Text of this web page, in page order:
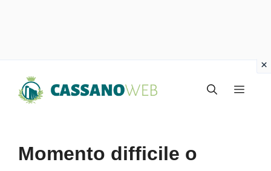
Menu
Momento difficile o